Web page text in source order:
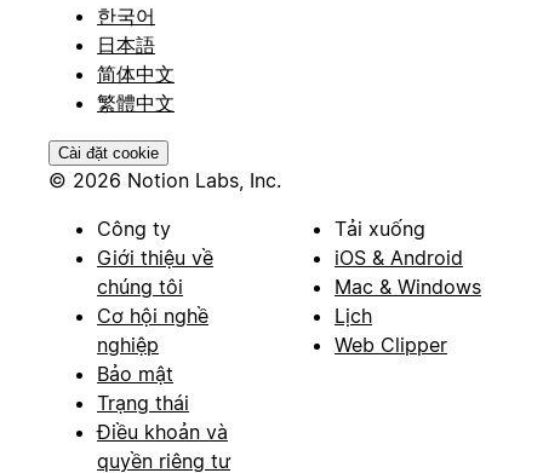
한국어
日本語
简体中文
繁體中文
Cài đặt cookie
© 2026 Notion Labs, Inc.
Công ty
Giới thiệu về
chúng tôi
Cơ hội nghề
nghiệp
Bảo mật
Trạng thái
Điều khoản và
quyền riêng tư
Tải xuống
iOS & Android
Mac & Windows
Lịch
Web Clipper